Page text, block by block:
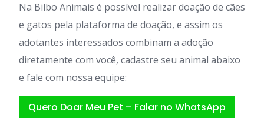
Na Bilbo Animais é possível realizar doação de cães
e gatos pela plataforma de doação, e assim os
adotantes interessados combinam a adoção
diretamente com você, cadastre seu animal abaixo
e fale com nossa equipe:
Quero Doar Meu Pet – Falar no WhatsApp